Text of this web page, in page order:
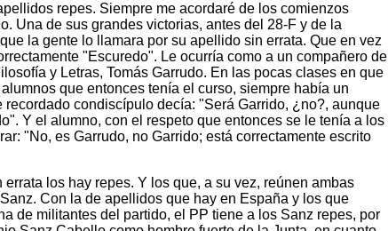
repes. Siempre me acordaré de los comienzos
Una de sus grandes victorias, antes del 28-F y de la
la gente lo llamara por su apellido sin errata. Que en vez
"Escuredo". Le ocurría como a un compañero de
y Letras, Tomás Garrudo. En las pocas clases en que
que entonces tenía el curso, siempre había un
recordado condiscípulo decía: "Será Garrido, ¿no?, aunque
Y el alumno, con el respeto que entonces se le tenía a los
"No, es Garrudo, no Garrido; está correctamente escrito
los hay repes. Y los que, a su vez, reúnen ambas
Con la de apellidos que hay en España y los que
de militantes del partido, el PP tiene a los Sanz repes, por